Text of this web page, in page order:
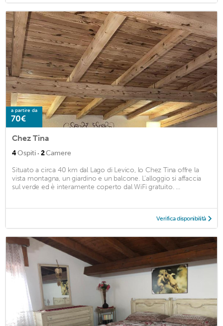
a partire da
70€
Chez Tina
4Ospiti · 2Camere
Situato a circa 40 km dal Lago di Levico, lo Chez Tina offre la
vista montagna, un giardino e un balcone. L’alloggio si affaccia
sul verde ed è interamente coperto dal WiFi gratuito. ...
Verifica disponibilità